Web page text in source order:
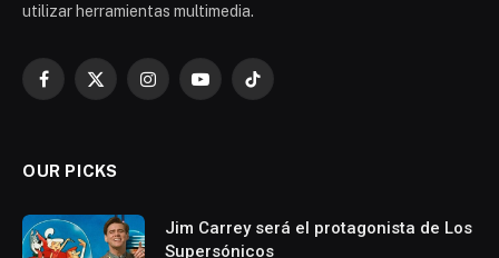
utilizar herramientas multimedia.
Facebook
X
InstagramYouTubeTikTok
OUR PICKS
Jim Carrey será el protagonista de Los
Supersónicos